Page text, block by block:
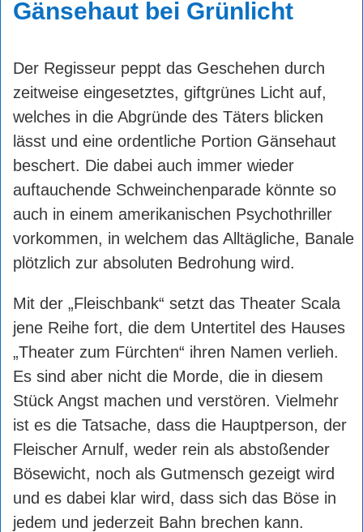
Gänsehaut bei Grünlicht
Der Regisseur peppt das Geschehen durch
zeitweise eingesetztes, giftgrünes Licht auf,
welches in die Abgründe des Täters blicken
lässt und eine ordentliche Portion Gänsehaut
beschert. Die dabei auch immer wieder
auftauchende Schweinchenparade könnte so
auch in einem amerikanischen Psychothriller
vorkommen, in welchem das Alltägliche, Banale
plötzlich zur absoluten Bedrohung wird.
Mit der „Fleischbank“ setzt das Theater Scala
jene Reihe fort, die dem Untertitel des Hauses
„Theater zum Fürchten“ ihren Namen verlieh.
Es sind aber nicht die Morde, die in diesem
Stück Angst machen und verstören. Vielmehr
ist es die Tatsache, dass die Hauptperson, der
Fleischer Arnulf, weder rein als abstoßender
Bösewicht, noch als Gutmensch gezeigt wird
und es dabei klar wird, dass sich das Böse in
jedem und jederzeit Bahn brechen kann.